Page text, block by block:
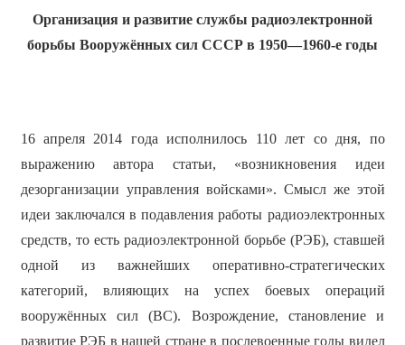
Организация и развитие службы радиоэлектронной
борьбы Вооружённых сил СССР в 1950—1960-е годы
16 апреля 2014 года исполнилось 110 лет со дня, по
выражению автора статьи, «возникновения идеи
дезорганизации управления войсками». Смысл же этой
идеи заключался в подавления работы радиоэлектронных
средств, то есть радиоэлектронной борьбе (РЭБ), ставшей
одной из важнейших оперативно-стратегических
категорий, влияющих на успех боевых операций
вооружённых сил (ВС). Возрождение, становление и
развитие РЭБ в нашей стране в послевоенные годы видел